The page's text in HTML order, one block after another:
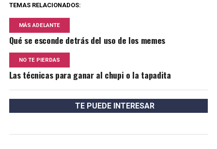
TEMAS RELACIONADOS:
MÁS ADELANTE
Qué se esconde detrás del uso de los memes
NO TE PIERDAS
Las técnicas para ganar al chupi o la tapadita
TE PUEDE INTERESAR